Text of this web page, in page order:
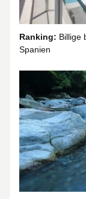
Ranking: Billige
Spanien